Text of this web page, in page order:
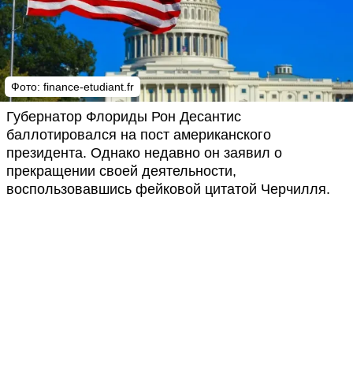
Фото: finance-etudiant.fr
Губернатор Флориды Рон Десантис
баллотировался на пост американского
президента. Однако недавно он заявил о
прекращении своей деятельности,
воспользовавшись фейковой цитатой Черчилля.